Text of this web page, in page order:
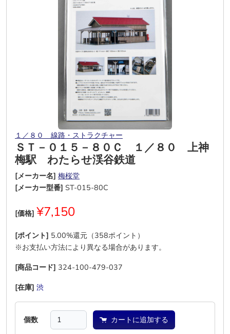
１／８０ 線路・ストラクチャー
ＳＴ－０１５－８０Ｃ １／８０ 上神
梅駅 わたらせ渓谷鉄道
[メーカー名] 梅桜堂
[メーカー型番] ST-015-80C
[価格] ¥7,150
[ポイント] 5.00%還元（358ポイント）
※お支払い方法により異なる場合があります。
[商品コード] 324-100-479-037
[在庫] 渋
個数 カートに追加する